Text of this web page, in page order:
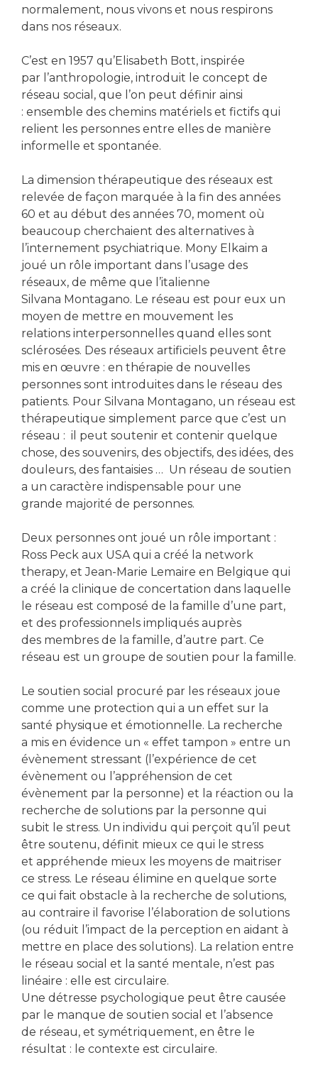
normalement, nous vivons et nous respirons
dans nos réseaux.
C’est en 1957 qu’Elisabeth Bott, inspirée
par l’anthropologie, introduit le concept de
réseau social, que l’on peut définir ainsi
: ensemble des chemins matériels et fictifs qui
relient les personnes entre elles de manière
informelle et spontanée.
La dimension thérapeutique des réseaux est
relevée de façon marquée à la fin des années
60 et au début des années 70, moment où
beaucoup cherchaient des alternatives à
l’internement psychiatrique. Mony Elkaim a
joué un rôle important dans l’usage des
réseaux, de même que l’italienne
Silvana Montagano. Le réseau est pour eux un
moyen de mettre en mouvement les
relations interpersonnelles quand elles sont
sclérosées. Des réseaux artificiels peuvent être
mis en œuvre : en thérapie de nouvelles
personnes sont introduites dans le réseau des
patients. Pour Silvana Montagano, un réseau est
thérapeutique simplement parce que c’est un
réseau : il peut soutenir et contenir quelque
chose, des souvenirs, des objectifs, des idées, des
douleurs, des fantaisies … Un réseau de soutien
a un caractère indispensable pour une
grande majorité de personnes.
Deux personnes ont joué un rôle important :
Ross Peck aux USA qui a créé la network
therapy, et Jean-Marie Lemaire en Belgique qui
a créé la clinique de concertation dans laquelle
le réseau est composé de la famille d’une part,
et des professionnels impliqués auprès
des membres de la famille, d’autre part. Ce
réseau est un groupe de soutien pour la famille.
Le soutien social procuré par les réseaux joue
comme une protection qui a un effet sur la
santé physique et émotionnelle. La recherche
a mis en évidence un « effet tampon » entre un
évènement stressant (l’expérience de cet
évènement ou l’appréhension de cet
évènement par la personne) et la réaction ou la
recherche de solutions par la personne qui
subit le stress. Un individu qui perçoit qu’il peut
être soutenu, définit mieux ce qui le stress
et appréhende mieux les moyens de maitriser
ce stress. Le réseau élimine en quelque sorte
ce qui fait obstacle à la recherche de solutions,
au contraire il favorise l’élaboration de solutions
(ou réduit l’impact de la perception en aidant à
mettre en place des solutions). La relation entre
le réseau social et la santé mentale, n’est pas
linéaire : elle est circulaire.
Une détresse psychologique peut être causée
par le manque de soutien social et l’absence
de réseau, et symétriquement, en être le
résultat : le contexte est circulaire.